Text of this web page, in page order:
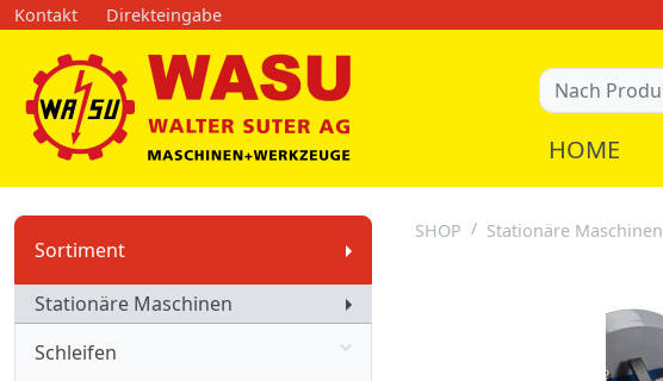
Kontakt Direkteingabe
HOME
Sortiment
Stationäre Maschinen
Schleifen
SHOP Stationäre Maschinen